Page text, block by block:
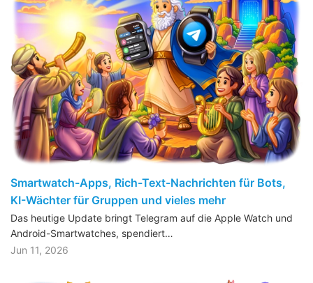
Smartwatch-Apps, Rich-Text-Nachrichten für Bots,
KI-Wächter für Gruppen und vieles mehr
Das heutige Update bringt Telegram auf die Apple Watch und
Android-Smartwatches, spendiert…
Jun 11, 2026